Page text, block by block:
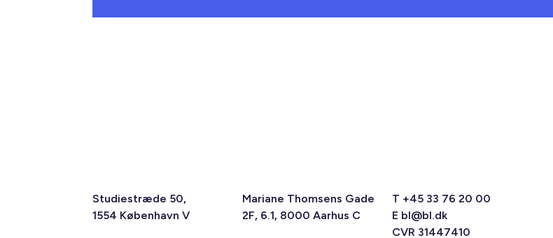
Studiestræde 50,
1554 København V
Mariane Thomsens Gade
2F, 6.1, 8000 Aarhus C
T +45 33 76 20 00
E bl@bl.dk
CVR 31447410